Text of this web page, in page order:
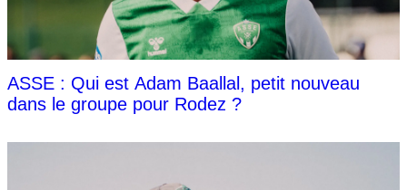
ASSE : Qui est Adam Baallal, petit nouveau
dans le groupe pour Rodez ?